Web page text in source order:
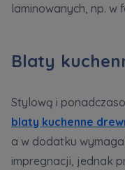
laminowanych, np. w
Blaty
Stylową i
blaty kuchenne
a w dodatku
impregnacji, jednak